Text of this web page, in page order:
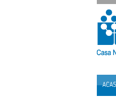
Sari la